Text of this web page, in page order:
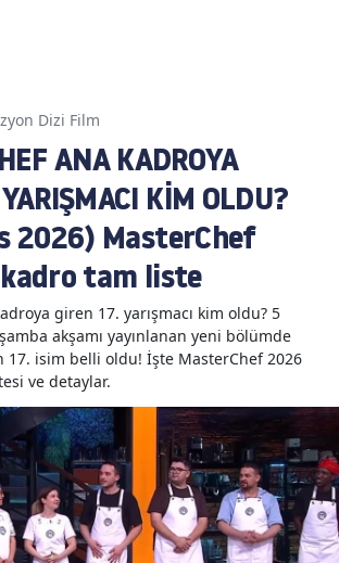
Dizi Film
ANA KADROYA
KİM OLDU?
2026) MasterChef
tam liste
giren 17. yarışmacı kim oldu? 5
akşamı yayınlanan yeni bölümde
17. isim belli oldu! İşte MasterChef 2026
ve detaylar.